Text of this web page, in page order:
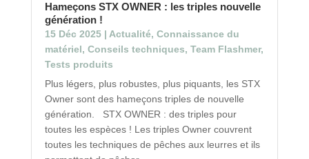
Hameçons STX OWNER : les triples nouvelle
génération !
15 Déc 2025| Actualité, Connaissance du
matériel, Conseils techniques, Team Flashmer,
Tests produits
Plus légers, plus robustes, plus piquants, les STX
Owner sont des hameçons triples de nouvelle
génération. STX OWNER : des triples pour
toutes les espèces ! Les triples Owner couvrent
toutes les techniques de pêches aux leurres et ils